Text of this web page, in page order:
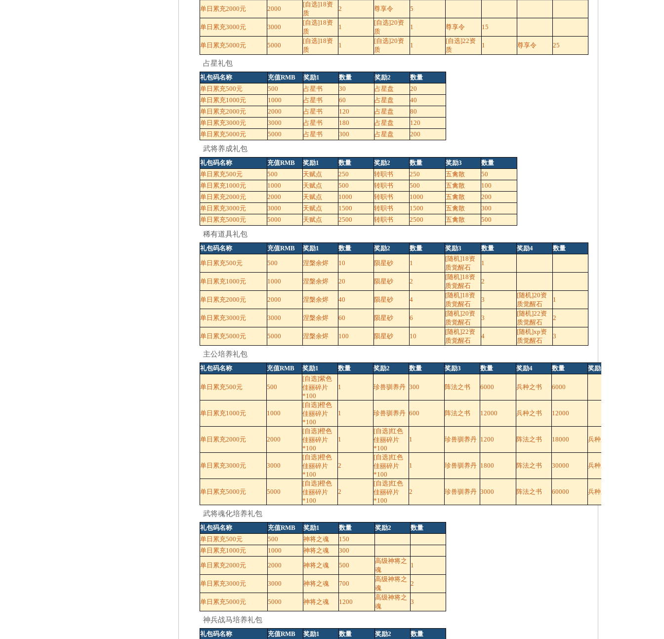
单日累充2000元 2000
[自选]18资
质
2 尊享令 5
单日累充3000元 3000
[自选]18资
质
1
[自选]20资
质
1 尊享令 15
单日累充5000元 5000
[自选]18资
质
1
[自选]20资
质
1
[自选]22资
质
1 尊享令 25
占星礼包
礼包码名称 充值RMB 奖励1 数量 奖励2
数量
单日累充500元
500 占星书 30 占星盘
20
单日累充1000元
1000 占星书 60 占星盘
40
单日累充2000元
2000 占星书 120 占星盘
80
单日累充3000元
3000 占星书 180 占星盘
120
单日累充5000元
5000 占星书 300 占星盘 200
武将养成礼包
礼包码名称 充值RMB 奖励1 数量 奖励2 数量 奖励3
数量
单日累充500元
500 天赋点 250 转职书 250 五禽散
50
单日累充1000元
1000 天赋点 500 转职书 500 五禽散
100
单日累充2000元
2000 天赋点 1000 转职书 1000 五禽散
200
单日累充3000元
3000 天赋点 1500 转职书 1500 五禽散
300
单日累充5000元
5000 天赋点 2500 转职书 2500 五禽散 500
稀有道具礼包
礼包码名称 充值RMB 奖励1 数量 奖励2 数量 奖励3 数量 奖励4
数量
单日累充500元
500 涅槃余烬 10 陨星砂 1
[随机]18资
质觉醒石
1
单日累充1000元 1000 涅槃余烬 20 陨星砂 2
[随机]18资
质觉醒石
2
单日累充2000元 2000 涅槃余烬 40 陨星砂 4
[随机]18资
质觉醒石
3
[随机]20资
质觉醒石
1
单日累充3000元 3000 涅槃余烬 60 陨星砂 6
[随机]20资
质觉醒石
3
[随机]22资
质觉醒石
2
单日累充5000元 5000 涅槃余烬 100 陨星砂 10
[随机]22资
质觉醒石
4
[随机]xp资
质觉醒石
3
主公培养礼包
礼包码名称 充值RMB 奖励1 数量 奖励2 数量 奖励3 数量 奖励4 数量 奖励5
单日累充500元 500
[自选]紫色
佳丽碎片
*100
1 珍兽驯养丹 300 阵法之书 6000 兵种之书 6000
单日累充1000元 1000
[自选]橙色
佳丽碎片
*100
1 珍兽驯养丹 600 阵法之书 12000 兵种之书 12000
单日累充2000元 2000
[自选]橙色
佳丽碎片
*100
1
[自选]红色
佳丽碎片
*100
1 珍兽驯养丹 1200 阵法之书 18000 兵种之书
单日累充3000元 3000
[自选]橙色
佳丽碎片
*100
2
[自选]红色
佳丽碎片
*100
1 珍兽驯养丹 1800 阵法之书 30000 兵种之书
单日累充5000元 5000
[自选]橙色
佳丽碎片
*100
2
[自选]红色
佳丽碎片
*100
2 珍兽驯养丹 3000 阵法之书 60000 兵种之书
武将魂化培养礼包
礼包码名称 充值RMB 奖励1 数量 奖励2
数量
单日累充500元
500 神将之魂
150
单日累充1000元
1000 神将之魂
300
单日累充2000元
2000 神将之魂 500
高级神将之
魂
1
单日累充3000元 3000 神将之魂 700
高级神将之
魂
2
单日累充5000元 5000 神将之魂 1200
高级神将之
魂
3
神兵战马培养礼包
礼包码名称 充值RMB 奖励1 数量 奖励2
数量